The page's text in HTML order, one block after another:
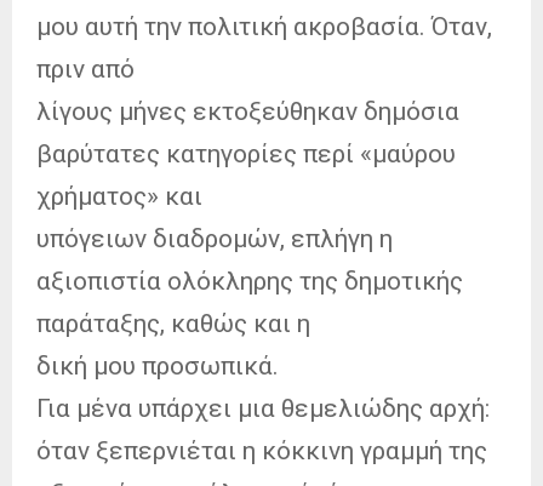
μου αυτή την πολιτική ακροβασία. Όταν,
πριν από
λίγους μήνες εκτοξεύθηκαν δημόσια
βαρύτατες κατηγορίες περί «μαύρου
χρήματος» και
υπόγειων διαδρομών, επλήγη η
αξιοπιστία ολόκληρης της δημοτικής
παράταξης, καθώς και η
δική μου προσωπικά.
Για μένα υπάρχει μια θεμελιώδης αρχή:
όταν ξεπερνιέται η κόκκινη γραμμή της